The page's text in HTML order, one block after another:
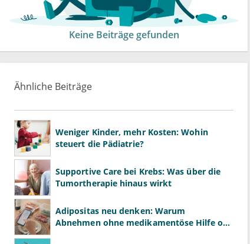
Keine Beiträge gefunden
Ähnliche Beiträge
Weniger Kinder, mehr Kosten: Wohin
steuert die Pädiatrie?
Supportive Care bei Krebs: Was über die
Tumortherapie hinaus wirkt
Adipositas neu denken: Warum
Abnehmen ohne medikamentöse Hilfe oft